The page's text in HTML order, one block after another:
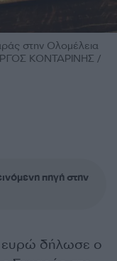
στην Ολομέλεια
ΚΟΝΤΑΡΙΝΗΣ /
πηγή στην
ευρώ δήλωσε ο